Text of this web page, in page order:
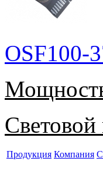
OSF100-
Световой
Продукция Компания